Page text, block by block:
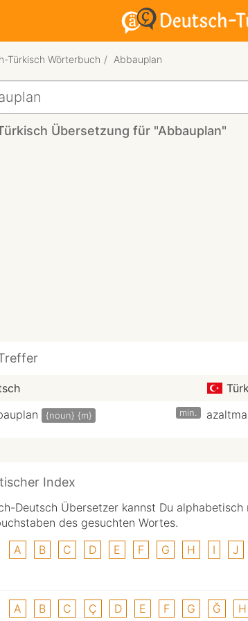
Türkisch Wörterbuch Abbauplan
Übersetzung für "Abbauplan"
{noun} {m} min.
Index
Deutsch Übersetzer kannst Du
des gesuchten Wortes.
A B C D E F G H I J
A B C Ç D E F G Ğ H